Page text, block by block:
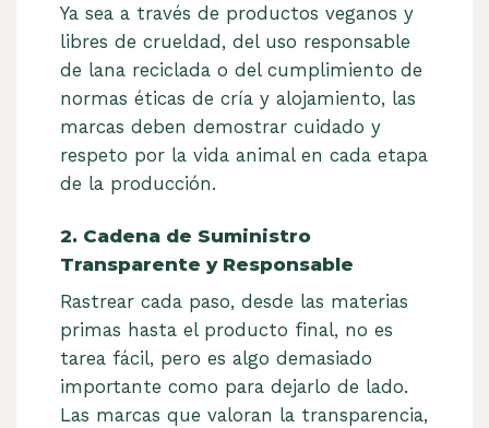
Ya sea a través de productos veganos y
libres de crueldad, del uso responsable
de lana reciclada o del cumplimiento de
normas éticas de cría y alojamiento, las
marcas deben demostrar cuidado y
respeto por la vida animal en cada etapa
de la producción.
2. Cadena de Suministro
Transparente y Responsable
Rastrear cada paso, desde las materias
primas hasta el producto final, no es
tarea fácil, pero es algo demasiado
importante como para dejarlo de lado.
Las marcas que valoran la transparencia,